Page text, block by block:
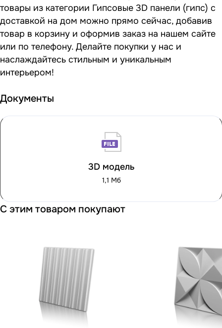
товары из категории Гипсовые 3D панели (гипс) с
доставкой на дом можно прямо сейчас, добавив
товар в корзину и оформив заказ на нашем сайте
или по телефону. Делайте покупки у нас и
наслаждайтесь стильным и уникальным
интерьером!
Документы
3D модель
1,1 Мб
С этим товаром покупают